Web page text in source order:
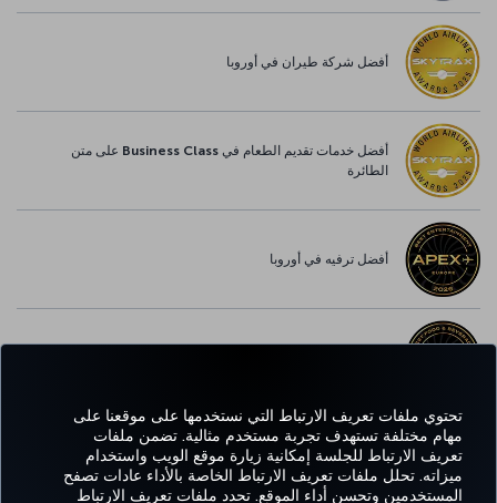
تحتوي ملفات تعريف الارتباط التي نستخدمها على موقعنا على
مهام مختلفة تستهدف تجربة مستخدم مثالية. تضمن ملفات
تعريف الارتباط للجلسة إمكانية زيارة موقع الويب واستخدام
ميزاته. تحلل ملفات تعريف الارتباط الخاصة بالأداء عادات تصفح
المستخدمين وتحسن أداء الموقع. تحدد ملفات تعريف الارتباط
أفضل شركة طيران في أوروبا
أفضل خدمات تقديم الطعام في Business Class على متن
الطائرة
أفضل ترفيه في أوروبا
Facebook
Twitter
Instagram
YouTube
LinkedIn
تيك توك
Blog
Pinterest